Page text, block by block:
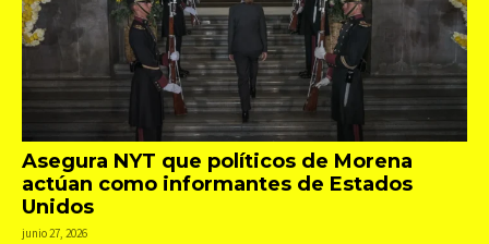
Asegura NYT que políticos de Morena
actúan como informantes de Estados
Unidos
junio 27, 2026